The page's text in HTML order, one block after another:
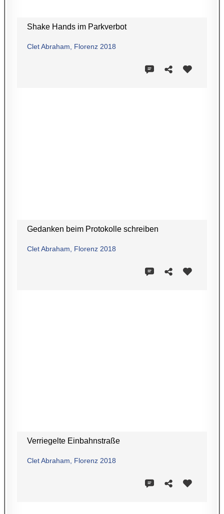
Shake Hands im Parkverbot
Clet Abraham, Florenz 2018
Gedanken beim Protokolle schreiben
Clet Abraham, Florenz 2018
Verriegelte Einbahnstraße
Clet Abraham, Florenz 2018